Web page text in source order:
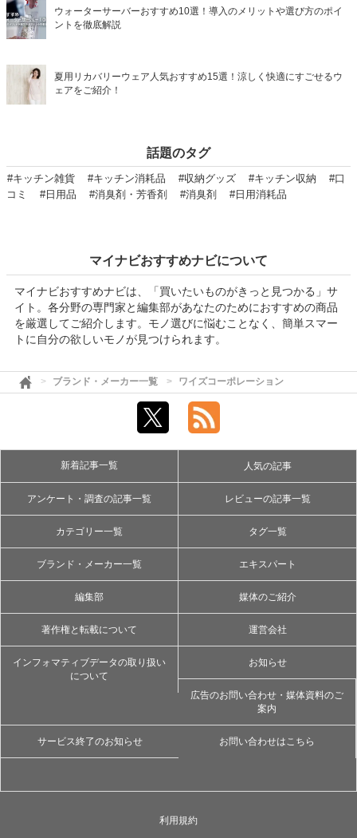
ウォーターサーバーおすすめ10選！導入のメリットや選び方のポイ
ントを徹底解説
夏用リカバリーウェア人気おすすめ15選！涼しく快適にすごせるウ
ェアをご紹介！
話題のタグ
#キッチン雑貨 #キッチン消耗品 #収納グッズ #キッチン収納
#口
コミ
#日用品 #消臭剤・芳香剤 #消臭剤 #日用消耗品
マイナビおすすめナビについて
マイナビおすすめナビは、「買いたいものがきっと見つかる」サ
イト。各分野の専門家と編集部があなたのためにおすすめの商品
を厳選してご紹介します。モノ選びに悩むことなく、簡単スマー
トに自分の欲しいモノが見つけられます。
ブランド・メーカー一覧 ワイズコーポレーション
新着記事一覧 人気の記事
アンケート・調査の記事一覧 レビューの記事一覧
カテゴリー一覧 タグ一覧
ブランド・メーカー一覧 エキスパート
編集部 媒体のご紹介
著作権と転載について 運営会社
インフォマティブデータの取り扱い
について
お知らせ
広告のお問い合わせ・媒体資料のご
案内
サービス終了のお知らせ お問い合わせはこちら
利用規約